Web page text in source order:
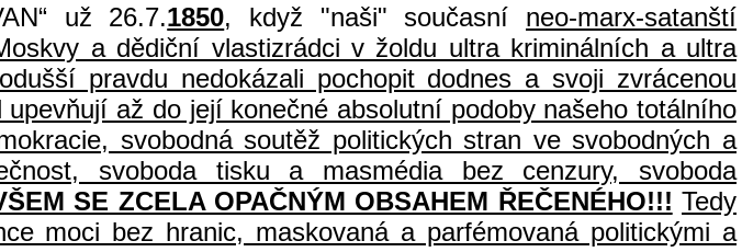
už 26.7.1850, když "naši" současní neo-marx-satanští
a dědiční vlastizrádci v žoldu ultra kriminálních a ultra
pravdu nedokázali pochopit dodnes a svoji zvrácenou
až do její konečné absolutní podoby našeho totálního
svobodná soutěž politických stran ve svobodných a
svoboda tisku a masmédia bez cenzury, svoboda
SE ZCELA OPAČNÝM OBSAHEM ŘEČENÉHO!!! Tedy
moci bez hranic, maskovaná a parfémovaná politickými a